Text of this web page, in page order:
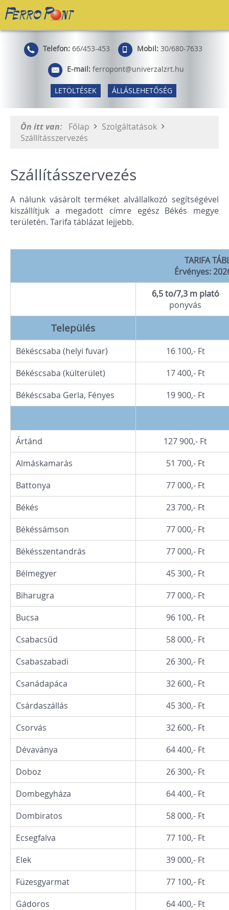
Telefon: 66/453-453 Mobil: 30/680-7633
E-mail: ferropont@univerzalzrt.hu
LETÖLTÉSEK ÁLLÁSLEHETŐSÉG
Ön itt van: Főlap
Szolgáltatások
Szállításszervezés
Szállításszervezés
A nálunk vásárolt terméket alvállalkozó segítségével
kiszállítjuk a megadott címre egész Békés megye
területén. Tarifa táblázat lejjebb.
TARIFA
Érvényes:
6,5 to/7,3 m plató
ponyvás
Település
Békéscsaba (helyi fuvar)
16 100,- Ft
Békéscsaba (külterület)
17 400,- Ft
Békéscsaba Gerla, Fényes
19 900,- Ft
Ártánd
127 900,- Ft
Almáskamarás
51 700,- Ft
Battonya
77 000,- Ft
Békés
23 700,- Ft
Békéssámson
77 000,- Ft
Békésszentandrás
77 000,- Ft
Bélmegyer
45 300,- Ft
Biharugra
77 000,- Ft
Bucsa
96 100,- Ft
Csabacsűd
58 000,- Ft
Csabaszabadi
26 300,- Ft
Csanádapáca
32 600,- Ft
Csárdaszállás
45 300,- Ft
Csorvás
32 600,- Ft
Dévaványa
64 400,- Ft
Doboz
26 300,- Ft
Dombegyháza
64 400,- Ft
Dombiratos
58 000,- Ft
Ecsegfalva
77 100,- Ft
Elek
39 000,- Ft
Füzesgyarmat
77 100,- Ft
Gádoros
64 400,- Ft